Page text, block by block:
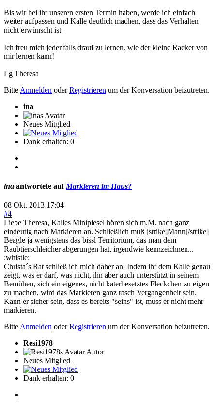
Bis wir bei ihr unseren ersten Termin haben, werde ich einfach
weiter aufpassen und Kalle deutlich machen, dass das Verhalten
nicht erwünscht ist.
Ich freu mich jedenfalls drauf zu lernen, wie der kleine Racker von
mir lernen kann!
Lg Theresa
BitteAnmelden oderRegistrieren um der Konversation beizutreten.
ina
Neues Mitglied
Dank erhalten: 0
ina antwortete auf Markieren im Haus?
08 Okt. 2013 17:04
#4
Liebe Theresa, Kalles Minipiesel hören sich m.M. nach ganz
eindeutig nach Markieren an. Schließlich muß [strike]Mann[/strike]
Beagle ja wenigstens das bissl Territorium, das man dem
Raubtierschleicher abgerungen hat, irgendwie kennzeichnen...
:whistle:
Christa´s Rat schließ ich mich daher an. Indem ihr dem Kalle genau
zeigt, was er darf, was nicht, ihn aber auch unterstützt in seinem
Bemühen, sich ein eigenes, nicht katerbesetztes Fleckchen zu eigen
zu machen, wird das Markieren ganz rasch Vergangenheit sein.
Kann er sicher sein, dass es bereits "seins" ist, muss er nicht mehr
markieren.
Bitte Anmelden oderRegistrieren um der Konversation beizutreten.
Resi1978
Autor
Neues Mitglied
Dank erhalten: 0